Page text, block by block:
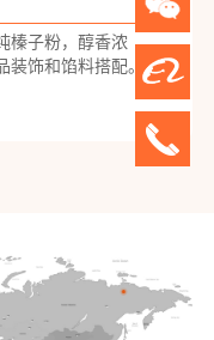
榛子粉，醇香浓
装饰和馅料搭配。